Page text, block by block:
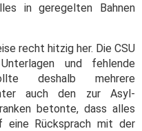
in geregelten Bahnen
recht hitzig her. Die CSU
und fehlende
deshalb mehrere
auch den zur Asyl-
betonte, dass alles
Rücksprach mit der